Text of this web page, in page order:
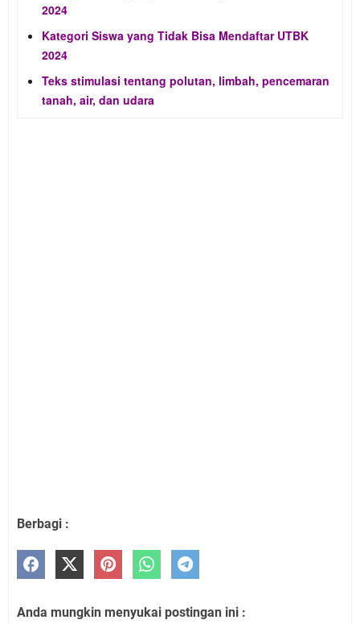
2024
Kategori Siswa yang Tidak Bisa Mendaftar UTBK
2024
Teks stimulasi tentang polutan, limbah, pencemaran
tanah, air, dan udara
Berbagi :
Anda mungkin menyukai postingan ini :